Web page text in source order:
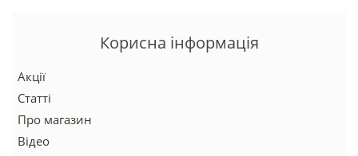
Корисна інформація
Акції
Статті
Про магазин
Відео